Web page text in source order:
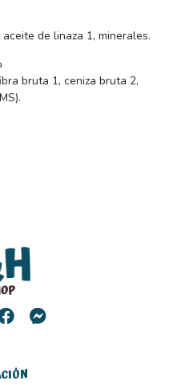
de linaza 1, minerales.
bruta 1, ceniza bruta 2,